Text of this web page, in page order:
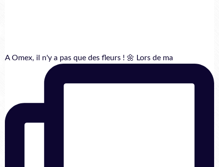
A Omex, il n'y a pas que des fleurs ! 🌼 Lors de ma